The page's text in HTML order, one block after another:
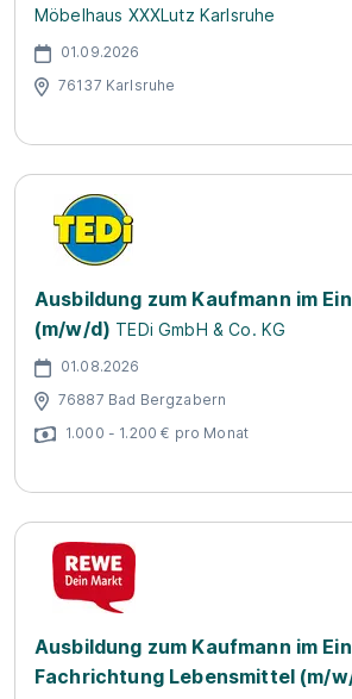
Möbelhaus XXXLutz Karlsruhe
01.09.2026
76137 Karlsruhe
Ausbildung zum Kaufmann im
(m/w/d) TEDi GmbH & Co. KG
01.08.2026
76887 Bad Bergzabern
1.000 - 1.200 € pro Monat
Ausbildung zum Kaufmann im
Fachrichtung Lebensmittel (m/